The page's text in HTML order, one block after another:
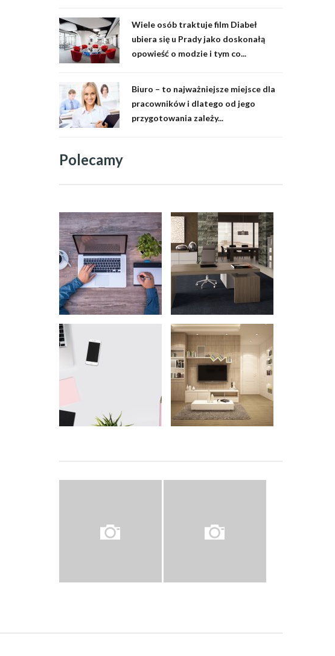
Wiele osób traktuje film Diabeł
ubiera się u Prady jako doskonałą
opowieść o modzie i tym co...
Biuro – to najważniejsze miejsce dla
pracowników i dlatego od jego
przygotowania zależy...
Polecamy